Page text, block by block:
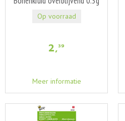
2,39
Meer informatie
Op voorraad